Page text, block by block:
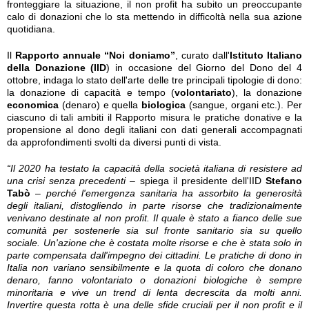
fronteggiare la situazione, il non profit ha subito un preoccupante
calo di donazioni che lo sta mettendo in difficoltà nella sua azione
quotidiana.
Il Rapporto annuale “Noi doniamo” , curato dall'Istituto Italiano
della Donazione (IID) in occasione del Giorno del Dono del 4
ottobre, indaga lo stato dell'arte delle tre principali tipologie di dono:
la donazione di capacità e tempo (volontariato), la donazione
economica (denaro) e quella biologica (sangue, organi etc.). Per
ciascuno di tali ambiti il Rapporto misura le pratiche donative e la
propensione al dono degli italiani con dati generali accompagnati
da approfondimenti svolti da diversi punti di vista.
“Il 2020 ha testato la capacità della società italiana di resistere ad
una crisi senza precedenti– spiega il presidente dell'IIDStefano
Tabò– perché l'emergenza sanitaria ha assorbito la generosità
degli italiani, distogliendo in parte risorse che tradizionalmente
venivano destinate al non profit. Il quale è stato a fianco delle sue
comunità per sostenerle sia sul fronte sanitario sia su quello
sociale. Un'azione che è costata molte risorse e che è stata solo in
parte compensata dall'impegno dei cittadini. Le pratiche di dono in
Italia non variano sensibilmente e la quota di coloro che donano
denaro, fanno volontariato o donazioni biologiche è sempre
minoritaria e vive un trend di lenta decrescita da molti anni.
Invertire questa rotta è una delle sfide cruciali per il non profit e il